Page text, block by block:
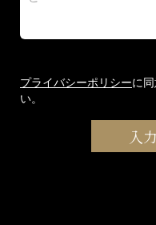
プライバシーポリシーに
い。